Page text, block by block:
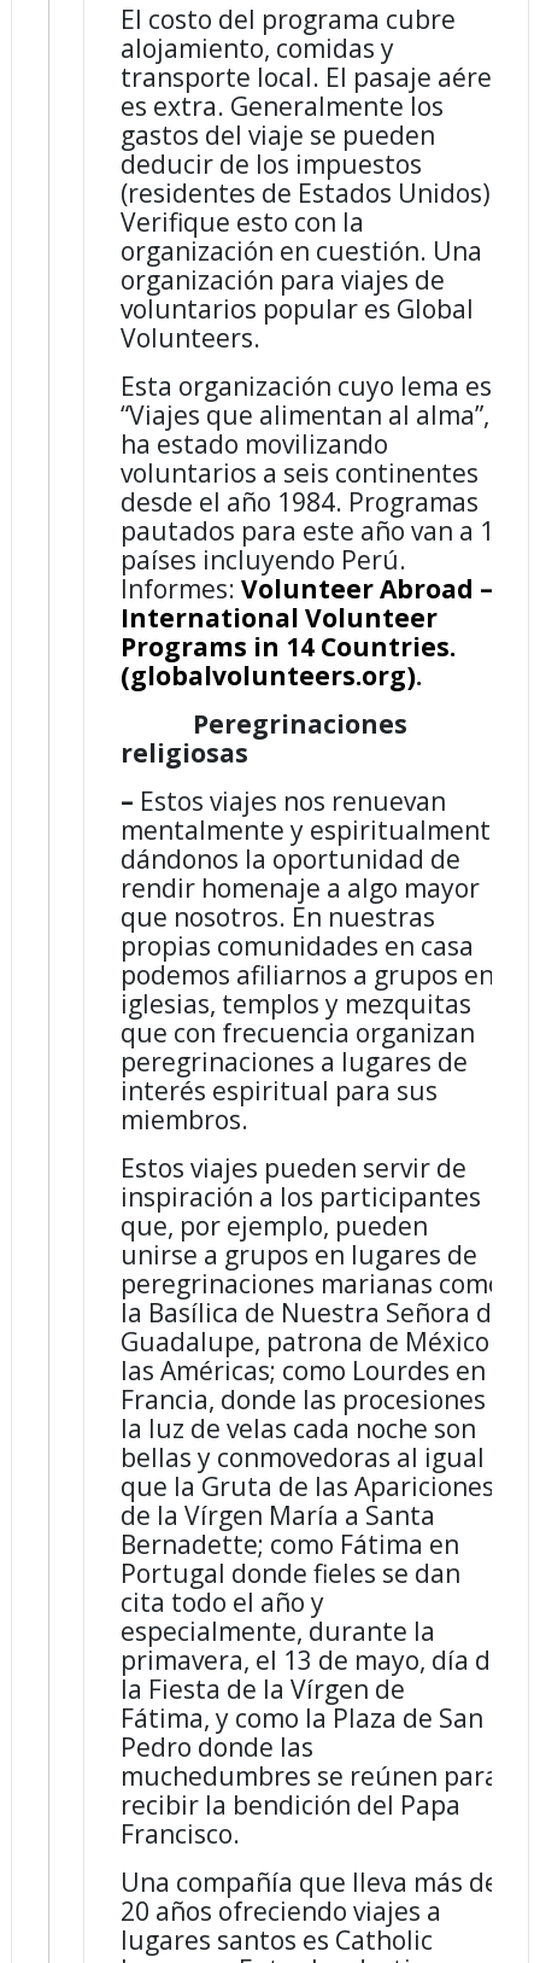
El costo del programa cubre
alojamiento, comidas y
transporte local. El pasaje aéreo
es extra. Generalmente los
gastos del viaje se pueden
deducir de los impuestos
(residentes de Estados Unidos).
Verifique esto con la
organización en cuestión. Una
organización para viajes de
voluntarios popular es Global
Volunteers.
Esta organización cuyo lema es
“Viajes que alimentan al alma”,
ha estado movilizando
voluntarios a seis continentes
desde el año 1984. Programas
pautados para este año van a 14
países incluyendo Perú.
Informes: Volunteer Abroad –
International Volunteer
Programs in 14 Countries.
(globalvolunteers.org).
Peregrinaciones
religiosas
– Estos viajes nos renuevan
mentalmente y espiritualmente
dándonos la oportunidad de
rendir homenaje a algo mayor
que nosotros. En nuestras
propias comunidades en casa
podemos afiliarnos a grupos en
iglesias, templos y mezquitas
que con frecuencia organizan
peregrinaciones a lugares de
interés espiritual para sus
miembros.
Estos viajes pueden servir de
inspiración a los participantes
que, por ejemplo, pueden
unirse a grupos en lugares de
peregrinaciones marianas como
la Basílica de Nuestra Señora de
Guadalupe, patrona de México y
las Américas; como Lourdes en
Francia, donde las procesiones a
la luz de velas cada noche son
bellas y conmovedoras al igual
que la Gruta de las Apariciones
de la Vírgen María a Santa
Bernadette; como Fátima en
Portugal donde fieles se dan
cita todo el año y
especialmente, durante la
primavera, el 13 de mayo, día de
la Fiesta de la Vírgen de
Fátima, y como la Plaza de San
Pedro donde las
muchedumbres se reúnen para
recibir la bendición del Papa
Francisco.
Una compañía que lleva más de
20 años ofreciendo viajes a
lugares santos es Catholic